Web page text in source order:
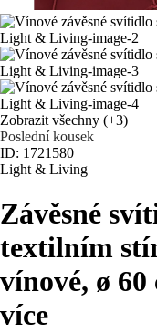
Zobrazit všechny (+3)
Poslední kousek
ID: 1721580
Light & Living
Závěsné
textilním
vínové, ø 60
více